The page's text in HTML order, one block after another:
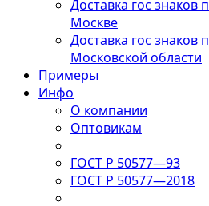
Доставка гос знаков
Москве
Доставка гос знаков
Московской области
Примеры
Инфо
О компании
Оптовикам
ГОСТ Р 50577—93
ГОСТ Р 50577—2018